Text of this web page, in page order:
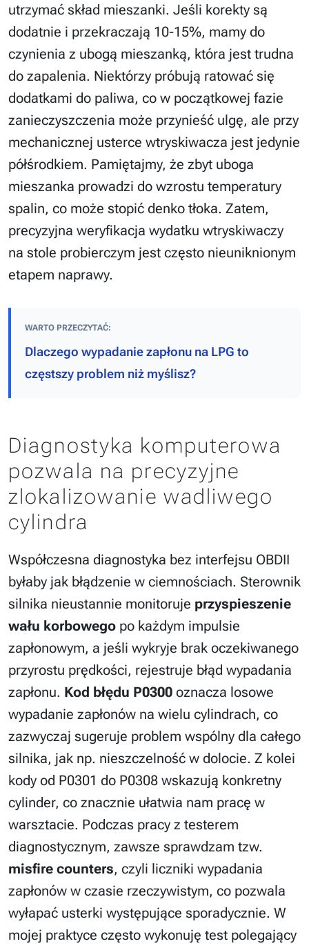
utrzymać skład mieszanki. Jeśli korekty są
dodatnie i przekraczają 10-15%, mamy do
czynienia z ubogą mieszanką, która jest trudna
do zapalenia. Niektórzy próbują ratować się
dodatkami do paliwa, co w początkowej fazie
zanieczyszczenia może przynieść ulgę, ale przy
mechanicznej usterce wtryskiwacza jest jedynie
półśrodkiem. Pamiętajmy, że zbyt uboga
mieszanka prowadzi do wzrostu temperatury
spalin, co może stopić denko tłoka. Zatem,
precyzyjna weryfikacja wydatku wtryskiwaczy
na stole probierczym jest często nieuniknionym
etapem naprawy.
WARTO PRZECZYTAĆ:
Dlaczego wypadanie zapłonu na LPG to
częstszy problem niż myślisz?
Diagnostyka komputerowa
pozwala na precyzyjne
zlokalizowanie wadliwego
cylindra
Współczesna diagnostyka bez interfejsu OBDII
byłaby jak błądzenie w ciemnościach. Sterownik
silnika nieustannie monitoruje przyspieszenie
wału korbowego po każdym impulsie
zapłonowym, a jeśli wykryje brak oczekiwanego
przyrostu prędkości, rejestruje błąd wypadania
zapłonu. Kod błędu P0300 oznacza losowe
wypadanie zapłonów na wielu cylindrach, co
zazwyczaj sugeruje problem wspólny dla całego
silnika, jak np. nieszczelność w dolocie. Z kolei
kody od P0301 do P0308 wskazują konkretny
cylinder, co znacznie ułatwia nam pracę w
warsztacie. Podczas pracy z testerem
diagnostycznym, zawsze sprawdzam tzw.
misfire counters, czyli liczniki wypadania
zapłonów w czasie rzeczywistym, co pozwala
wyłapać usterki występujące sporadycznie. W
mojej praktyce często wykonuję test polegający